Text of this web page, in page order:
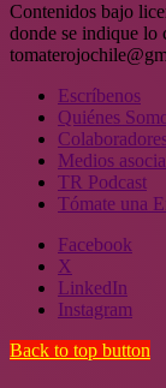
Contenidos bajo
donde se indique lo
Escríbenos
Quiénes
Medios
TR Podcast
Tómate una
Facebook
X
LinkedIn
Instagram
Back to top button